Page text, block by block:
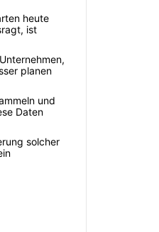
heute
ist
planen
und
Daten
solcher